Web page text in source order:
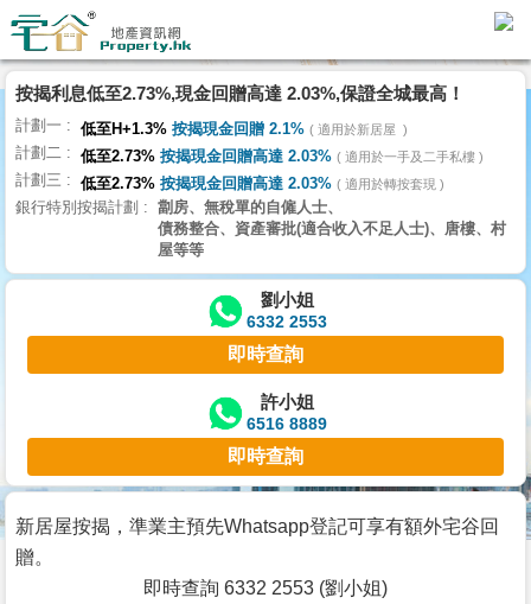
理
主
頁
搵
樓/
交
業
主
宅
谷
按
按揭利息低至2.73%,現金回贈高達 2.03%,保證全城最高！
計劃一 低至H+1.3% 按揭現金回贈 2.1% 適用於新居屋
計劃二 低至2.73% 按揭現金回贈高達 2.03% 適用於一手及二手私樓
計劃三 低至2.73% 按揭現金回贈高達 2.03% 適用於轉按套現
銀行特別按揭計劃
劏房、無稅單的自僱人士、
債務整合、資產審批(適合收入不足人士)、唐樓、村
屋等等
劉小姐
6332 2553
即時查詢
許小姐
6516 8889
即時查詢
新居屋按揭，準業主預先Whatsapp登記可享有額外宅谷回
贈。
即時查詢 6332 2553 (劉小姐)